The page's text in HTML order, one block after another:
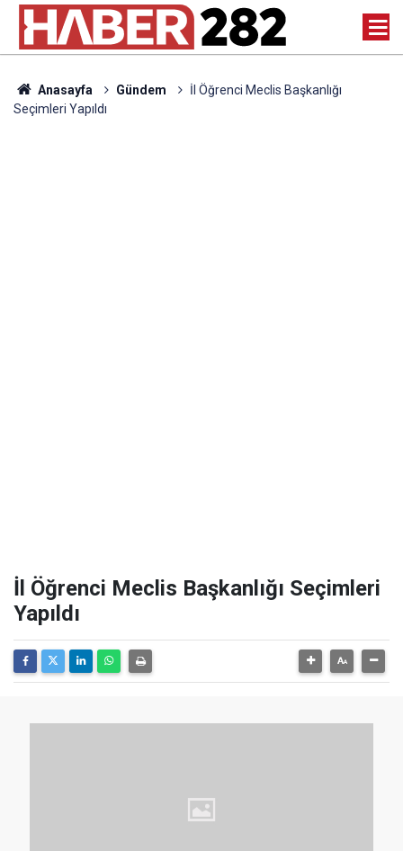
Anasayfa Gündem
İl Öğrenci Meclis Başkanlığı
Seçimleri Yapıldı
İl Öğrenci Meclis Başkanlığı Seçimleri
Yapıldı